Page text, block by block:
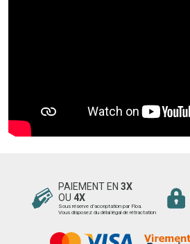
PAIEMENT EN 3X
OU 4X
Sous réserve d’acceptation par Floa.
Vous disposez du délai légal de rétractation